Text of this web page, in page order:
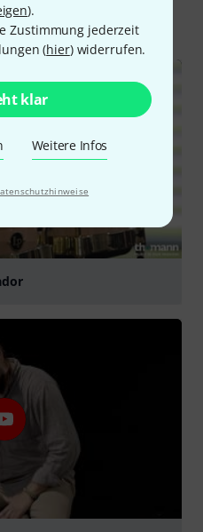
).
Zustimmung jederzeit
(hier) widerrufen.
klar
Weitere Infos
Ratgeber